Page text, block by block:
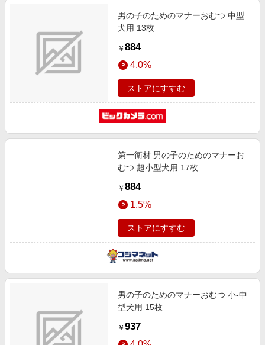
男の子のためのマナーおむつ 中型
犬用 13枚
￥ 884
4.0%
ストアにすすむ
第一衛材 男の子のためのマナーお
むつ 超小型犬用 17枚
￥ 884
1.5%
ストアにすすむ
男の子のためのマナーおむつ 小-中
型犬用 15枚
￥ 937